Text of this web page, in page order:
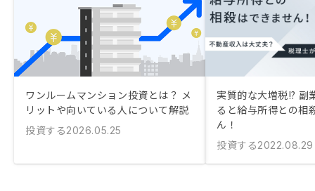
ワンルームマンション投資とは？ メ
リットや向いている人について解説
投資する2026.05.25
実質的な大増税!? 副
ると給与所得との相
ん！
投資する2022.08.29